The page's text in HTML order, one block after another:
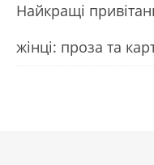
Найкращі
жінці: проза та